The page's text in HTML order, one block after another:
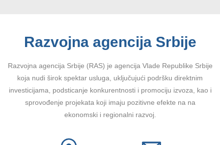
Razvojna agencija Srbije
Razvojna agencija Srbije (RAS) je agencija Vlade Republike Srbije
koja nudi širok spektar usluga, uključujući podršku direktnim
investicijama, podsticanje konkurentnosti i promociju izvoza, kao i
sprovođenje projekata koji imaju pozitivne efekte na na
ekonomski i regionalni razvoj.